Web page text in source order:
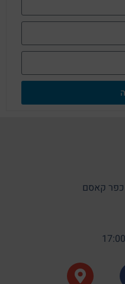
קאסם